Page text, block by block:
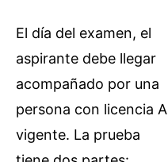
El día del examen, el
aspirante debe llegar
acompañado por una
persona con licencia A
vigente. La prueba